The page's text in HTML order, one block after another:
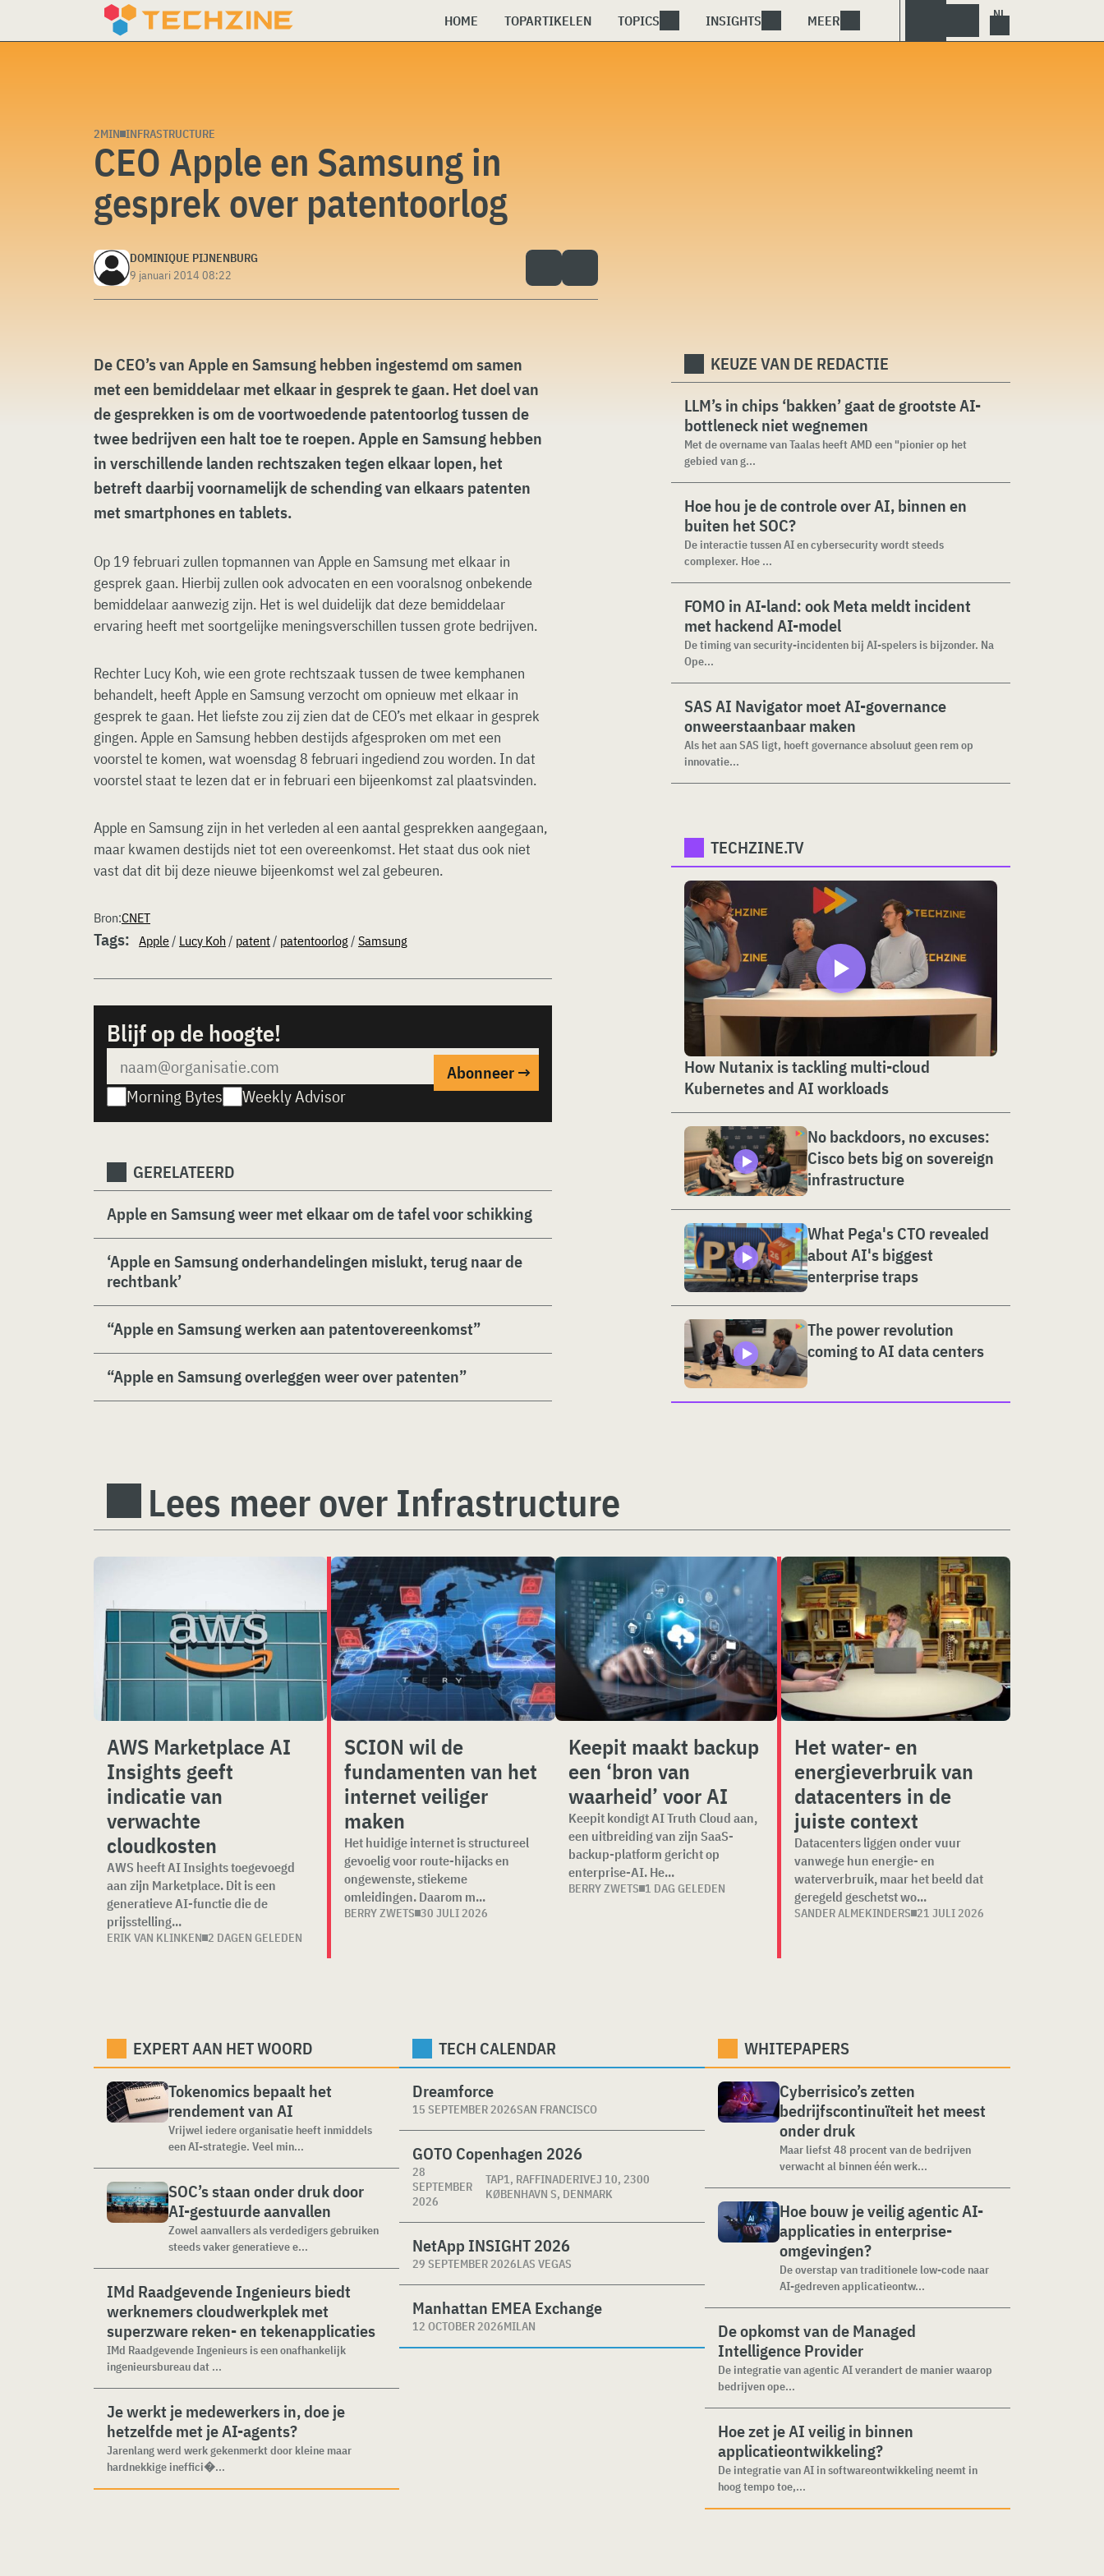
HOME TOPARTIKELEN TOPICS INSIGHTS MEER
2MIN INFRASTRUCTURE
CEO Apple en Samsung in
gesprek over patentoorlog
DOMINIQUE PIJNENBURG
9 januari 2014 08:22
De CEO’s van Apple en Samsung hebben ingestemd om samen
met een bemiddelaar met elkaar in gesprek te gaan. Het doel van
de gesprekken is om de voortwoedende patentoorlog tussen de
twee bedrijven een halt toe te roepen. Apple en Samsung hebben
in verschillende landen rechtszaken tegen elkaar lopen, het
betreft daarbij voornamelijk de schending van elkaars patenten
met smartphones en tablets.
Op 19 februari zullen topmannen van Apple en Samsung met elkaar in
gesprek gaan. Hierbij zullen ook advocaten en een vooralsnog onbekende
bemiddelaar aanwezig zijn. Het is wel duidelijk dat deze bemiddelaar
ervaring heeft met soortgelijke meningsverschillen tussen grote bedrijven.
Rechter Lucy Koh, wie een grote rechtszaak tussen de twee kemphanen
behandelt, heeft Apple en Samsung verzocht om opnieuw met elkaar in
gesprek te gaan. Het liefste zou zij zien dat de CEO’s met elkaar in gesprek
gingen. Apple en Samsung hebben destijds afgesproken om met een
voorstel te komen, wat woensdag 8 februari ingediend zou worden. In dat
voorstel staat te lezen dat er in februari een bijeenkomst zal plaatsvinden.
Apple en Samsung zijn in het verleden al een aantal gesprekken aangegaan,
maar kwamen destijds niet tot een overeenkomst. Het staat dus ook niet
vast dat dit bij deze nieuwe bijeenkomst wel zal gebeuren.
Bron:CNET
Tags: Apple/ Lucy Koh / patent/ patentoorlog/ Samsung
Blijf op de hoogte!
Morning Bytes Weekly Advisor
GERELATEERD
Apple en Samsung weer met elkaar om de tafel voor schikking
‘Apple en Samsung onderhandelingen mislukt, terug naar de
rechtbank’
“Apple en Samsung werken aan patentovereenkomst”
“Apple en Samsung overleggen weer over patenten”
KEUZE VAN DE REDACTIE
LLM’s in chips ‘bakken’ gaat de grootste AI-
bottleneck niet wegnemen
Met de overname van Taalas heeft AMD een "pionier op het
gebied van g...
Hoe hou je de controle over AI, binnen en
buiten het SOC?
De interactie tussen AI en cybersecurity wordt steeds
complexer. Hoe ...
FOMO in AI-land: ook Meta meldt incident
met hackend AI-model
De timing van security-incidenten bij AI-spelers is bijzonder. Na
Ope...
SAS AI Navigator moet AI-governance
onweerstaanbaar maken
Als het aan SAS ligt, hoeft governance absoluut geen rem op
innovatie...
TECHZINE.TV
How Nutanix is tackling multi-cloud
Kubernetes and AI workloads
No backdoors, no excuses:
Cisco bets big on sovereign
infrastructure
What Pega's CTO revealed
about AI's biggest
enterprise traps
The power revolution
coming to AI data centers
Lees meer over Infrastructure
AWS Marketplace AI
Insights geeft
indicatie van
verwachte
cloudkosten
AWS heeft AI Insights toegevoegd
aan zijn Marketplace. Dit is een
generatieve AI-functie die de
prijsstelling...
ERIK VAN KLINKEN 2 DAGEN GELEDEN
SCION wil de
fundamenten van het
internet veiliger
maken
Het huidige internet is structureel
gevoelig voor route-hijacks en
ongewenste, stiekeme
omleidingen. Daarom m...
BERRY ZWETS 30 JULI 2026
Keepit maakt backup
een ‘bron van
waarheid’ voor AI
Keepit kondigt AI Truth Cloud aan,
een uitbreiding van zijn SaaS-
backup-platform gericht op
enterprise-AI. He...
BERRY ZWETS 1 DAG GELEDEN
Het water- en
energieverbruik van
datacenters in de
juiste context
Datacenters liggen onder vuur
vanwege hun energie- en
waterverbruik, maar het beeld dat
geregeld geschetst wo...
SANDER ALMEKINDERS 21 JULI 2026
EXPERT AAN HET WOORD
Tokenomics bepaalt het
rendement van AI
Vrijwel iedere organisatie heeft inmiddels
een AI-strategie. Veel min...
SOC’s staan onder druk door
AI-gestuurde aanvallen
Zowel aanvallers als verdedigers gebruiken
steeds vaker generatieve e...
IMd Raadgevende Ingenieurs biedt
werknemers cloudwerkplek met
superzware reken- en tekenapplicaties
IMd Raadgevende Ingenieurs is een onafhankelijk
ingenieursbureau dat ...
Je werkt je medewerkers in, doe je
hetzelfde met je AI-agents?
Jarenlang werd werk gekenmerkt door kleine maar
hardnekkige ineffici�...
TECH CALENDAR
Dreamforce
15 SEPTEMBER 2026SAN FRANCISCO
GOTO Copenhagen 2026
28
SEPTEMBER
2026
TAP1, RAFFINADERIVEJ 10, 2300
KØBENHAVN S, DENMARK
NetApp INSIGHT 2026
29 SEPTEMBER 2026LAS VEGAS
Manhattan EMEA Exchange
12 OCTOBER 2026MILAN
WHITEPAPERS
Cyberrisico’s zetten
bedrijfscontinuïteit het meest
onder druk
Maar liefst 48 procent van de bedrijven
verwacht al binnen één werk...
Hoe bouw je veilig agentic AI-
applicaties in enterprise-
omgevingen?
De overstap van traditionele low-code naar
AI-gedreven applicatieontw...
De opkomst van de Managed
Intelligence Provider
De integratie van agentic AI verandert de manier waarop
bedrijven ope...
Hoe zet je AI veilig in binnen
applicatieontwikkeling?
De integratie van AI in softwareontwikkeling neemt in
hoog tempo toe,...